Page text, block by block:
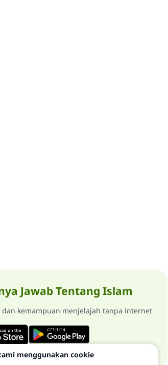
Jawab Tentang Islam
dan kemampuan menjelajah tanpa internet
menggunakan cookie